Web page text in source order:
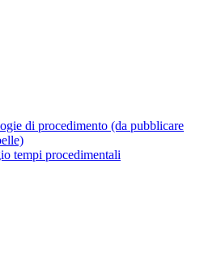
di procedimento (da pubblicare
tempi procedimentali